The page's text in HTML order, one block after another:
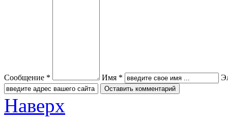
Сообщение * Имя *
Наверх